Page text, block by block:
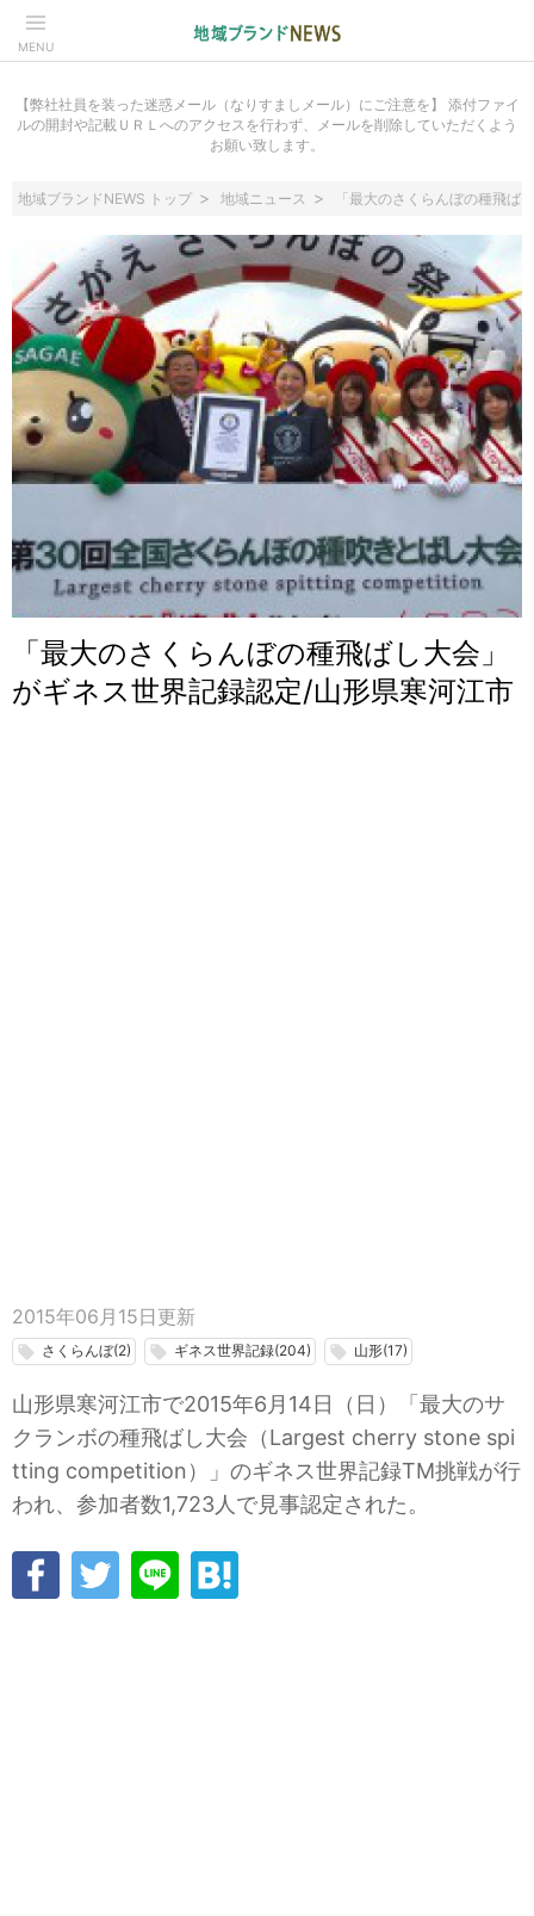
MENU
【弊社社員を装った迷惑メール（なりすましメール）にご注意を】 添付ファイ
ルの開封や記載ＵＲＬへのアクセスを行わず、メールを削除していただくよう
お願い致します。
地域ブランドNEWS トップ 地域ニュース 「最大のさくらんぼの種飛ば
「最大のさくらんぼの種飛ばし大会」
がギネス世界記録認定/山形県寒河江市
2015年06月15日 更新
local_offer さくらんぼ(2) local_offer ギネス世界記録(204) local_offer 山形(17)
山形県寒河江市で2015年6月14日（日）「最大のサ
クランボの種飛ばし大会（Largest cherry stone spi
tting competition）」のギネス世界記録TM挑戦が行
われ、参加者数1,723人で見事認定された。